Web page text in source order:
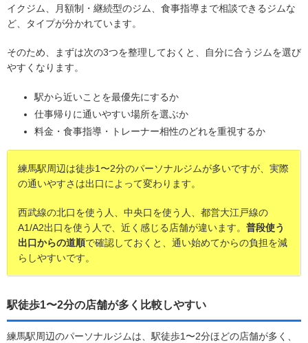
イクジム、月額制・継続型のジム、食事指導まで相談できるジムな
ど、タイプが分かれています。
そのため、まずは次の3つを整理しておくと、自分に合うジムを選び
やすくなります。
駅から近いことを最優先にするか
仕事帰りに通いやすい場所を選ぶか
料金・食事指導・トレーナー相性のどれを重視するか
練馬駅周辺は徒歩1〜2分のパーソナルジムが多いですが、実際
の通いやすさは出口によって変わります。
西武線の北口を使う人、中央口を使う人、都営大江戸線の
A1/A2出口を使う人で、近く感じる店舗が違います。 普段使う
出口からの道順で確認しておくと、通い始めてからの負担を減
らしやすいです。
駅徒歩1〜2分の店舗が多く比較しやすい
練馬駅周辺のパーソナルジムは、駅徒歩1〜2分ほどの店舗が多く、